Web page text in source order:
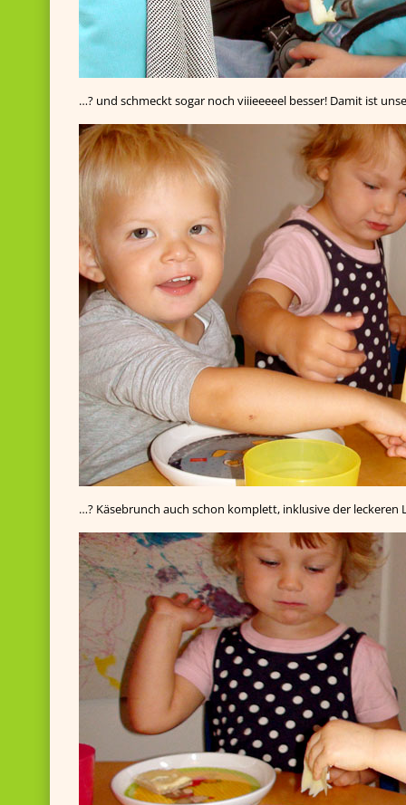
…? und schmeckt sogar noch viiieeeeel besser! Damit ist
…? Käsebrunch auch schon komplett, inklusive der